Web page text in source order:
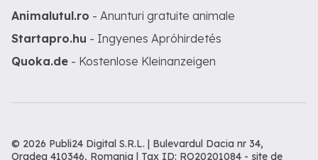
Animalutul.ro - Anunturi gratuite animale
Startapro.hu - Ingyenes Apróhirdetés
Quoka.de - Kostenlose Kleinanzeigen
© 2026 Publi24 Digital S.R.L. | Bulevardul Dacia nr 34,
Oradea 410346, Romania | Tax ID: RO20201084 - site de